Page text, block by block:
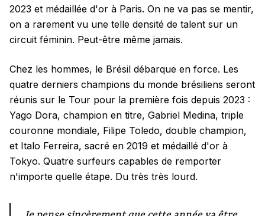
2023 et médaillée d'or à Paris. On ne va pas se mentir,
on a rarement vu une telle densité de talent sur un
circuit féminin. Peut-être même jamais.
Chez les hommes, le Brésil débarque en force. Les
quatre derniers champions du monde brésiliens seront
réunis sur le Tour pour la première fois depuis 2023 :
Yago Dora, champion en titre, Gabriel Medina, triple
couronne mondiale, Filipe Toledo, double champion,
et Italo Ferreira, sacré en 2019 et médaillé d'or à
Tokyo. Quatre surfeurs capables de remporter
n'importe quelle étape. Du très très lourd.